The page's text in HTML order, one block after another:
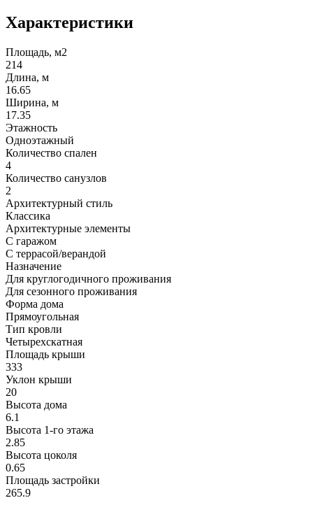
Характеристики
Площадь, м2
214
Длина, м
16.65
Ширина, м
17.35
Этажность
Одноэтажный
Количество спален
4
Количество санузлов
2
Архитектурный стиль
Классика
Архитектурные элементы
С гаражом
С террасой/верандой
Назначение
Для круглогодичного проживания
Для сезонного проживания
Форма дома
Прямоугольная
Тип кровли
Четырехскатная
Площадь крыши
333
Уклон крыши
20
Высота дома
6.1
Высота 1-го этажа
2.85
Высота цоколя
0.65
Площадь застройки
265.9